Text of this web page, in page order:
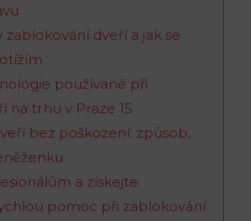
zablokování dveří a jak se
⁣používané ‌při
na‍ trhu v Praze 15
bez poškození: způsob,
a získejte‍
pomoc při zablokování